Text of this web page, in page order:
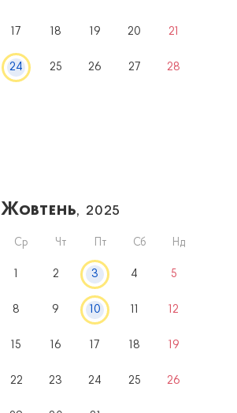
17 18 19 20 21
24 25 26 27 28
Жовтень, 2025
Ср Чт Пт Сб Нд
1 2 3 4 5
8 9 10 11 12
15 16 17 18 19
22 23 24 25 26